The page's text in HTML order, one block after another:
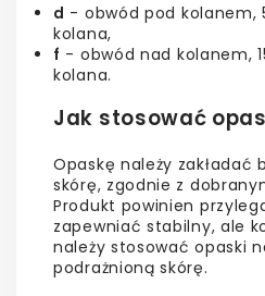
d - obwód pod kolanem,
kolana,
f - obwód nad kolanem,
kolana.
Jak stosować
Opaskę należy zakładać
skórę, zgodnie z
Produkt powinien
zapewniać stabilny, ale
należy stosować opaski
podrażnioną skórę.